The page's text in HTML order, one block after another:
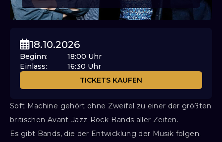
Soft Machine gehört ohne Zweifel zu einer der größten
britischen Avant-Jazz-Rock-Bands aller Zeiten.
Es gibt Bands, die der Entwicklung der Musik folgen.
18.10.2026
Beginn:
Einlass:
18:00 Uhr
16:30 Uhr
TICKETS KAUFEN